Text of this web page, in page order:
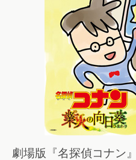
劇場版『名探偵コナン